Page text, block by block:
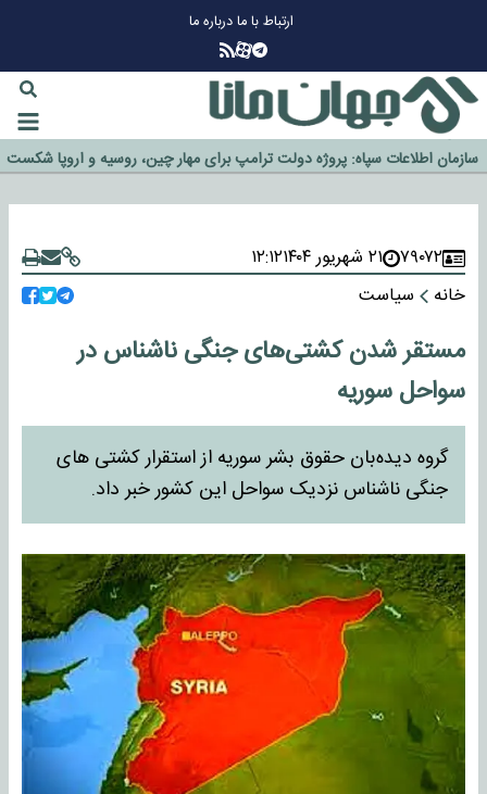
ارتباط با مادرباره ما
گزینه جدایی اوسمار روی میز مدیران پرسپولیس
آیا رئیس جمهور آمریکا قانون را دور می‌زند؟
اخراج رسمی چهره نامدار از پرسپولیس
سازمان اطلاعات سپاه: پروژه دولت ترامپ برای مهار چین، روسیه و اروپا شکست
خورد
۷۹۰۷۲ ۲۱ شهریور ۱۴۰۴
۱۲:۱۲
خانه
سیاست
مستقر شدن کشتی‌های جنگی ناشناس در
سواحل سوریه
گروه دیده‌بان حقوق بشر سوریه از استقرار کشتی های
جنگی ناشناس نزدیک سواحل این کشور خبر داد.